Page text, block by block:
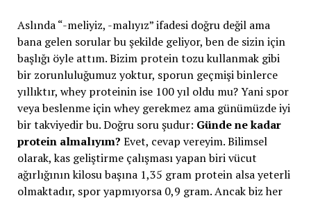
Aslında “-meliyiz, -malıyız” ifadesi doğru değil ama
bana gelen sorular bu şekilde geliyor, ben de sizin için
başlığı öyle attım. Bizim protein tozu kullanmak gibi
bir zorunluluğumuz yoktur, sporun geçmişi binlerce
yıllıktır, whey proteinin ise 100 yıl oldu mu? Yani spor
veya beslenme için whey gerekmez ama günümüzde iyi
bir takviyedir bu. Doğru soru şudur: Günde ne kadar
protein almalıyım? Evet, cevap vereyim. Bilimsel
olarak, kas geliştirme çalışması yapan biri vücut
ağırlığının kilosu başına 1,35 gram protein alsa yeterli
olmaktadır, spor yapmıyorsa 0,9 gram. Ancak biz her